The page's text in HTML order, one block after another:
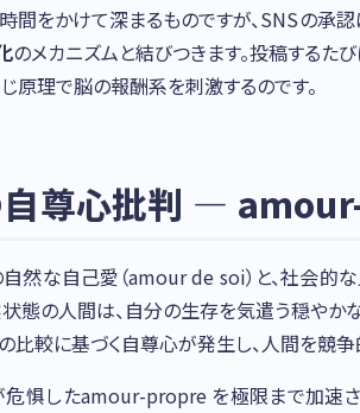
間をかけて深まるものですが、SNSの承
のメカニズムと結びつきます。投稿するた
原理で脳の報酬系を刺激するのです。
自尊心批判 —
自然な自己愛（amour de soi）と、社会的
状態の人間は、自分の生存を気遣う穏や
比較に基づく自尊心が発生し、人間を競
危惧したamour-propre を極限まで加速さ